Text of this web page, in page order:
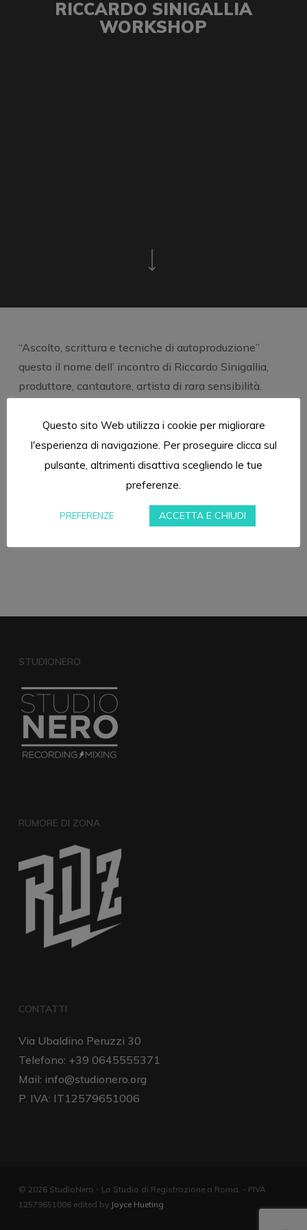
RICCARDO SINIGALLIA
WORKSHOP
“Ascolto, scrittura e tecniche di autoproduzione”
questo il nome dell’ incontro di Riccardo Sinigallia,
produttore, cantautore, artista di rara sensibilità.
servizio di chi sceglierà di partecipare la sua
conoscienza.
Share Workshop
STUDIONERO
RUMORE DI ZONA
CONTATTI
Via Ubaldino Peruzzi 30
Telefono: +39 0645555371
Mail: info@studionero.org
P. IVA: IT12579651006
© 2026 StudioNero - Lo Studio di Registrazione a Roma. - PIVA
12579651006 edited by Joyce Hueting
Questo sito Web utilizza i cookie per migliorare
l'esperienza di navigazione. Per proseguire clicca sul
pulsante, altrimenti disattiva scegliendo le tue
preferenze.
PREFERENZE ACCETTA E CHIUDI